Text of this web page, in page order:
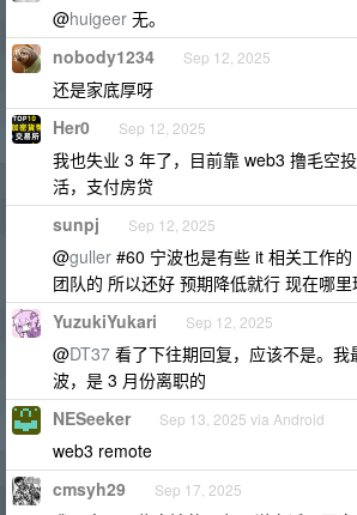
@huigeer 无。
nobody1234 Sep 12, 2025
还是家底厚呀
Her0 Sep 12, 2025
我也失业 3 年了，目前靠 web3 撸毛空
活，支付房贷
sunpj Sep 12, 2025
@guller #60 宁波也是有些 it 相关工作
团队的 所以还好 预期降低就行 现在哪
YuzukiYukari Sep 12, 2025
@DT37 看了下往期回复，应该不是。我
波，是 3 月份离职的
NESeeker Sep 13, 2025 via Android
web3 remote
cmsyh29 Sep 17, 2025